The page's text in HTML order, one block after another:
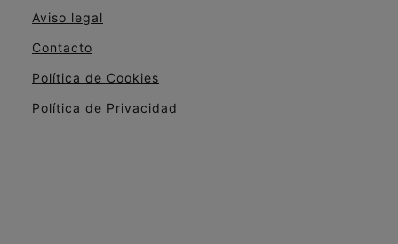
Aviso legal
Contacto
Política de Cookies
Política de Privacidad